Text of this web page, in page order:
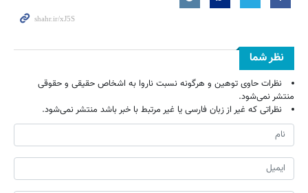
نظر شما
نظرات حاوی توهین و هرگونه نسبت ناروا به اشخاص حقیقی و حقوقی
منتشر نمی‌شود.
نظراتی که غیر از زبان فارسی یا غیر مرتبط با خبر باشد منتشر نمی‌شود.